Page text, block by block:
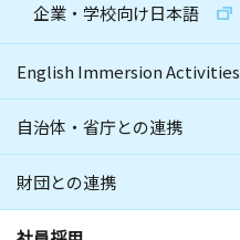
企業・学校向け日本語
English Immersion Activities
自治体・省庁との連携
財団との連携